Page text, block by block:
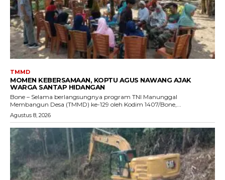
TMMD
MOMEN KEBERSAMAAN, KOPTU AGUS NAWANG AJAK
WARGA SANTAP HIDANGAN
Bone – Selama berlangsungnya program TNI Manunggal
Membangun Desa (TMMD) ke-129 oleh Kodim 1407/Bone,...
Agustus 8, 2026